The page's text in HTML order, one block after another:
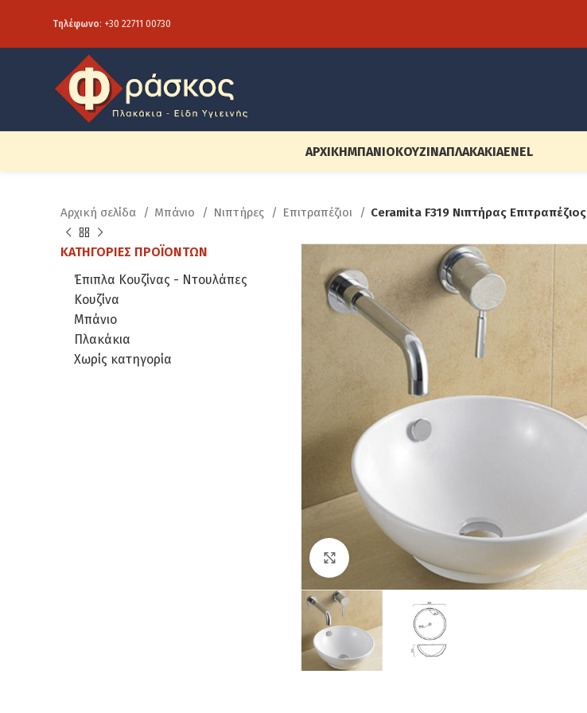
Τηλέφωνο: +30 22711 00730
ΑΡΧΙΚΉΜΠΆΝΙΟΚΟΥΖΊΝΑΠΛΑΚΆΚΙΑENEL
Αρχική σελίδα Μπάνιο Νιπτήρες Επιτραπέζιοι Ceramita F319 Νιπτήρας Επιτραπέζιος
Click to enlarge
ΚΑΤΗΓΟΡΊΕΣ ΠΡΟΪΌΝΤΩΝ
Έπιπλα Κουζίνας - Ντουλάπες
Κουζίνα
Μπάνιο
Πλακάκια
Χωρίς κατηγορία